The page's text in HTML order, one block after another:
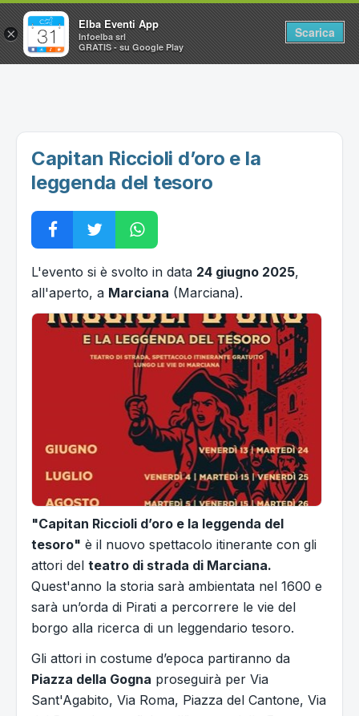
Home
Utilità
Vacanze all'Isola d'Elba
Capitan Riccioli d’oro e la
leggenda del tesoro
L'evento si è svolto in data 24 giugno 2025,
all'aperto, a Marciana (Marciana).
"Capitan Riccioli d’oro e la leggenda del
tesoro" è il nuovo spettacolo itinerante con gli
attori del teatro di strada di Marciana.
Quest'anno la storia sarà ambientata nel 1600 e
sarà un’orda di Pirati a percorrere le vie del
borgo alla ricerca di un leggendario tesoro.
Gli attori in costume d’epoca partiranno da
Piazza della Gogna proseguirà per Via
Sant'Agabito, Via Roma, Piazza del Cantone, Via
×
Elba Eventi App
Infoelba srl
GRATIS - su Google Play
Scarica